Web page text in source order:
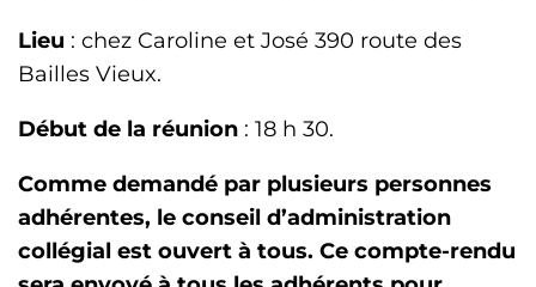
Lieu : chez Caroline et José 390 route des
Bailles Vieux.
Début de la réunion : 18 h 30.
Comme demandé par plusieurs personnes
adhérentes, le conseil d’administration
collégial est ouvert à tous. Ce compte-rendu